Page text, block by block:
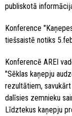
publiskotā
Konference
tiešsaistē notiks
Konferencē AREI
"Sēklas kaņepju
rezultātiem,
dalīsies zemnieku
Līdztekus kaņepju